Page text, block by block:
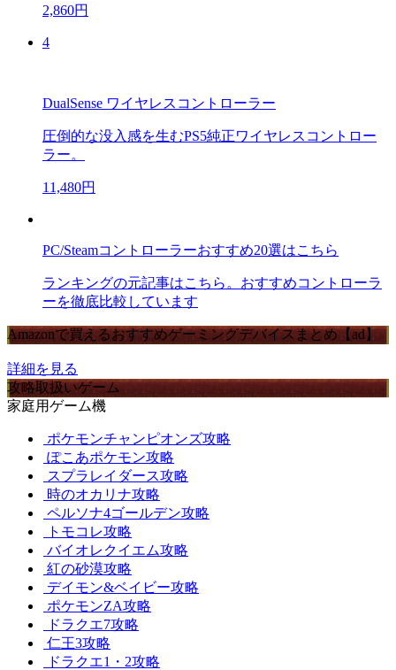
2,860円
4
DualSense ワイヤレスコントローラー
圧倒的な没入感を生むPS5純正ワイヤレスコントロー
ラー。
11,480円
PC/Steamコントローラーおすすめ20選はこちら
ランキングの元記事はこちら。おすすめコントローラ
ーを徹底比較しています
Amazonで買えるおすすめゲーミングデバイスまとめ【ad】
詳細を見る
攻略取扱いゲーム
家庭用ゲーム機
ポケモンチャンピオンズ攻略
ぽこあポケモン攻略
スプラレイダース攻略
時のオカリナ攻略
ペルソナ4ゴールデン攻略
トモコレ攻略
バイオレクイエム攻略
紅の砂漠攻略
デイモン&ベイビー攻略
ポケモンZA攻略
ドラクエ7攻略
仁王3攻略
ドラクエ1・2攻略